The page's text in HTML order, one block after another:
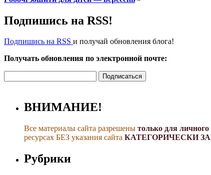
Подпишись на RSS!
Подпишись на RSS и получай обновления блога!
Получать обновления по электронной почте:
ВНИМАНИЕ!
Все материалы сайта разрешены только для личного
ресурсах БЕЗ указания сайта КАТЕГОРИЧЕСКИ
Рубрики